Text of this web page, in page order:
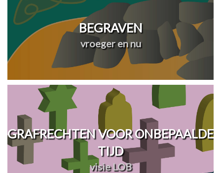
BEGRAVEN
vroeger en nu
GRAFRECHTEN VOOR ONBEPAALDE
TIJD
visie LOB